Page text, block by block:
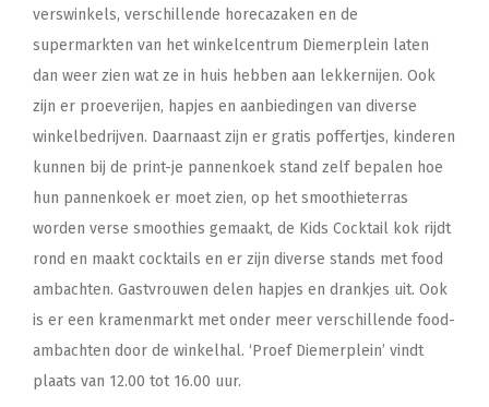
verswinkels, verschillende horecazaken en de
supermarkten van het winkelcentrum Diemerplein laten
dan weer zien wat ze in huis hebben aan lekkernijen. Ook
zijn er proeverijen, hapjes en aanbiedingen van diverse
winkelbedrijven. Daarnaast zijn er gratis poffertjes, kinderen
kunnen bij de print-je pannenkoek stand zelf bepalen hoe
hun pannenkoek er moet zien, op het smoothieterras
worden verse smoothies gemaakt, de Kids Cocktail kok rijdt
rond en maakt cocktails en er zijn diverse stands met food
ambachten. Gastvrouwen delen hapjes en drankjes uit. Ook
is er een kramenmarkt met onder meer verschillende food-
ambachten door de winkelhal. ‘Proef Diemerplein’ vindt
plaats van 12.00 tot 16.00 uur.